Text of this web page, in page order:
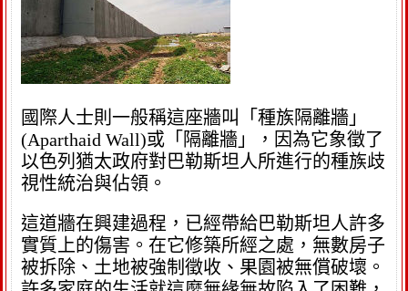
國際人士則一般稱這座牆叫「種族隔離牆」
(Aparthaid Wall)或「隔離牆」，因為它象徵了
以色列猶太政府對巴勒斯坦人所進行的種族歧
視性統治與佔領。
這道牆在興建過程，已經帶給巴勒斯坦人許多
實質上的傷害。在它修築所經之處，無數房子
被拆除、土地被強制徵收、果園被無償破壞。